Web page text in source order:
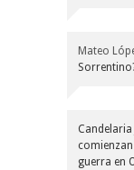
Mateo
Candelaria
guerra en